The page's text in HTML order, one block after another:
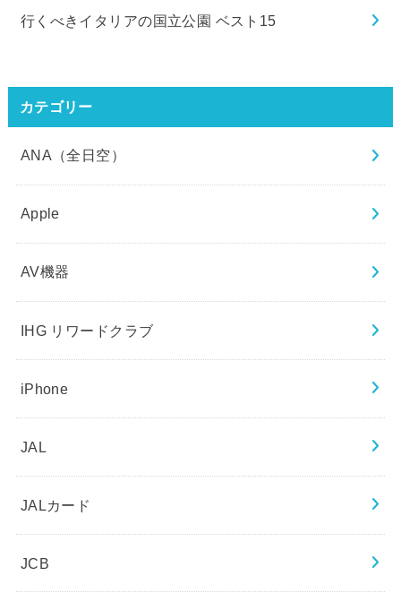
行くべきイタリアの国立公園 ベスト15
カテゴリー
ANA（全日空）
Apple
AV機器
IHG リワードクラブ
iPhone
JAL
JALカード
JCB